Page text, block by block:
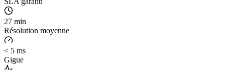
27 min
Résolution moyenne
< 5 ms
Gigue